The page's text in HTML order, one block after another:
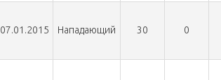
07.01.2015 Нападающий 30 0